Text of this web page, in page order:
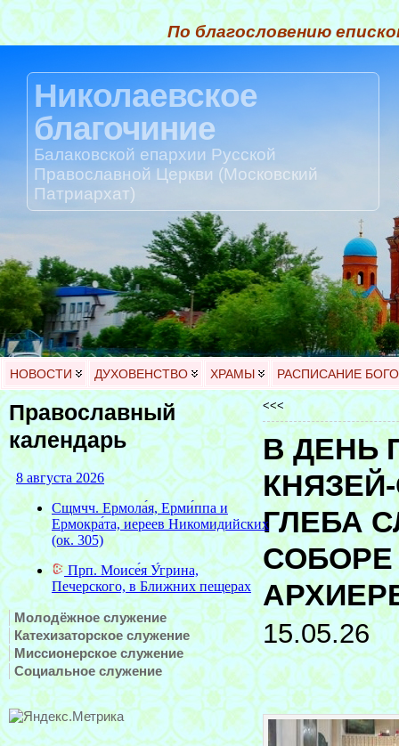
По благословению
Николаевское
благочиние
Балаковской епархии Русской
Православной Церкви (Московский
Патриархат)
НОВОСТИ ДУХОВЕНСТВО ХРАМЫ РАСПИСАНИЕ
Православный
календарь
Молодёжное служение
Катехизаторское служение
Миссионерское служение
Социальное служение
<<<
В ДЕНЬ
ГЛЕБА
СОБОРЕ
15.05.26